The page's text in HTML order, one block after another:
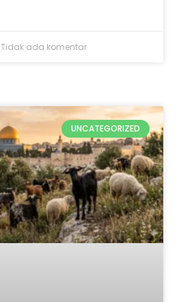
Tidak ada komentar
UNCATEGORIZED